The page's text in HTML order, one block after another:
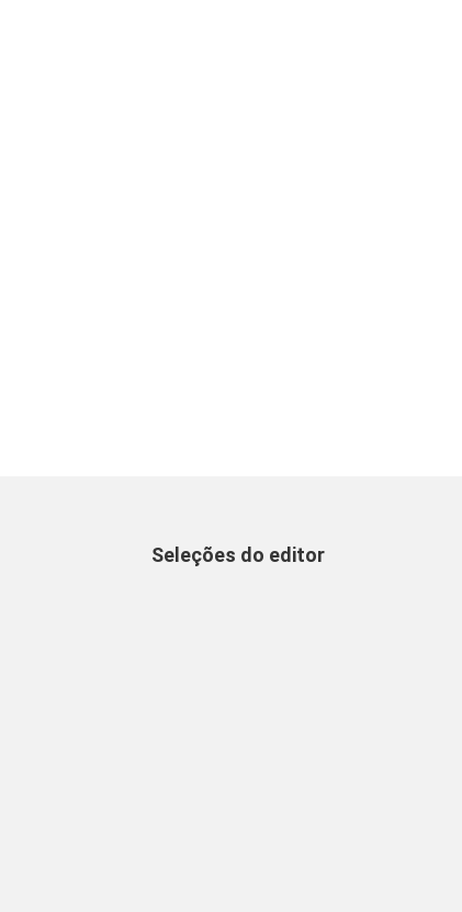
Seleções do editor